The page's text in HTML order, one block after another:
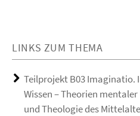
LINKS ZUM THEMA
Teilprojekt B03 Imaginatio.
Wissen – Theorien
und Theologie des